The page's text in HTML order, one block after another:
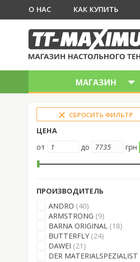
О НАС КАК КУПИТЬ
МАГАЗИН
СБРОСИТЬ ФИЛЬТР
ЦЕНА
от
до грн
ПРОИЗВОДИТЕЛЬ
ANDRO (40)
ARMSTRONG (9)
BARNA ORIGINAL (18)
BUTTERFLY (24)
DAWEI (21)
DER MATERIALSPEZIALIST